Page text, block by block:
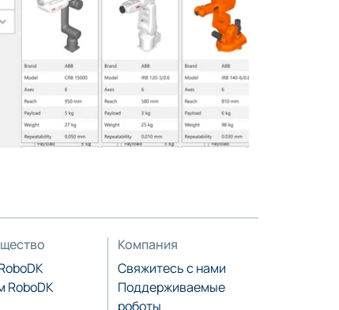
RoboDK
Компания
Свяжитесь с нами
Поддерживаемые
роботы